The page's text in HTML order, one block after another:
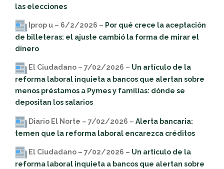
las elecciones
Iprop u – 6/2/2026 – Por qué crece la aceptación
de billeteras: el ajuste cambió la forma de mirar el
dinero
El Ciudadano – 7/02/2026 – Un artículo de la
reforma laboral inquieta a bancos que alertan sobre
menos préstamos a Pymes y familias: dónde se
depositan los salarios
Diario El Norte – 7/02/2026 – Alerta bancaria:
temen que la reforma laboral encarezca créditos
El Ciudadano – 7/02/2026 – Un artículo de la
reforma laboral inquieta a bancos que alertan sobre